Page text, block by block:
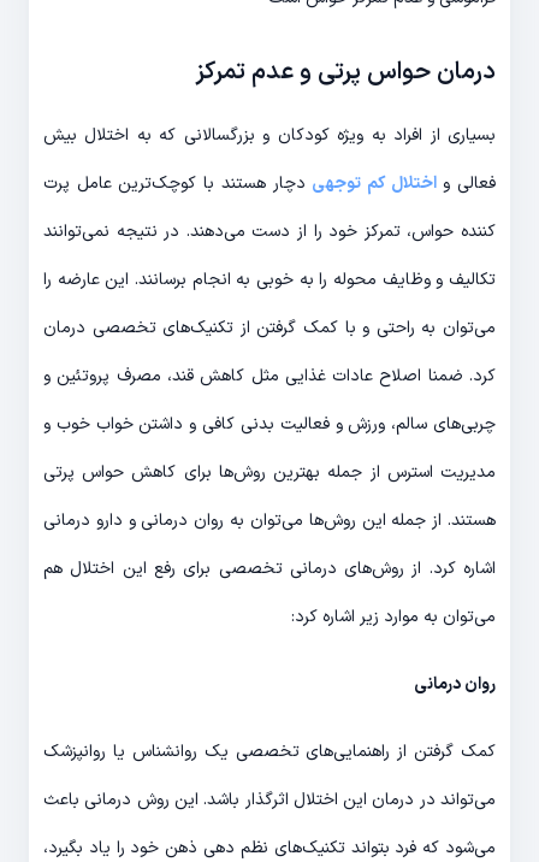
درمان حواس پرتی و عدم تمرکز
بسیاری از افراد به ویژه کودکان و بزرگسالانی که به اختلال بیش
فعالی واختلال کم توجهی دچار هستند با کوچک‌ترین عامل پرت
کننده حواس، تمرکز خود را از دست می‌دهند. در نتیجه نمی‌توانند
تکالیف و وظایف محوله را به خوبی به انجام برسانند. این عارضه را
می‌توان به راحتی و با کمک گرفتن از تکنیک‌های تخصصی درمان
کرد. ضمنا اصلاح عادات غذایی مثل کاهش قند، مصرف پروتئین و
چربی‌های سالم، ورزش و فعالیت بدنی کافی و داشتن خواب خوب و
مدیریت استرس از جمله بهترین روش‌ها برای کاهش حواس پرتی
هستند. از جمله این روش‌ها می‌توان به روان درمانی و دارو درمانی
اشاره کرد. از روش‌های درمانی تخصصی برای رفع این اختلال هم
می‌توان به موارد زیر اشاره کرد:
روان درمانی
کمک گرفتن از راهنمایی‌های تخصصی یک روانشناس یا روانپزشک
می‌تواند در درمان این اختلال اثرگذار باشد. این روش درمانی باعث
می‌شود که فرد بتواند تکنیک‌های نظم دهی ذهن خود را یاد بگیرد،